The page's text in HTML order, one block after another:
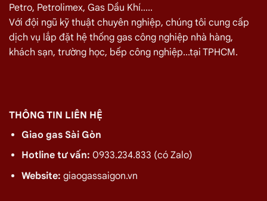
Petro, Petrolimex, Gas Dầu Khí.....
Với đội ngũ kỹ thuật chuyên nghiệp, chúng tôi cung cấp
dịch vụ lắp đặt hệ thống gas công nghiệp nhà hàng,
khách sạn, trường học, bếp công nghiệp...tại TPHCM.
THÔNG TIN LIÊN HỆ
Giao gas Sài Gòn
Hotline tư vấn: 0933.234.833 (có Zalo)
Website: giaogassaigon.vn